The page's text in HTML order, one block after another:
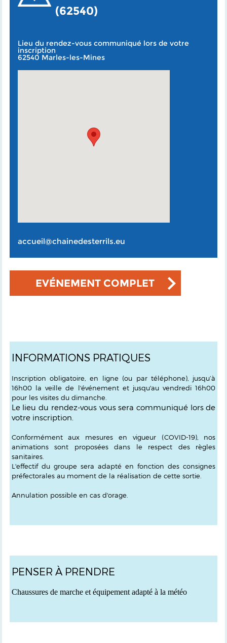
(62540)
Lieu du rendez-vous communiqué lors de votre
inscription
62540 Marles-les-Mines
accueil@chainedesterrils.eu
EVÉNEMENT COMPLET
INFORMATIONS PRATIQUES
Inscription obligatoire,en ligne (ou par téléphone), jusqu’à
16h00 la veille de l'événement et jusqu'au vendredi 16h00
pour les visites du dimanche.
Le lieu du rendez-vous vous sera communiqué lors de
votre inscription.
Conformément aux mesures en vigueur (COVID-19), nos
animations sont proposées dans le respect des règles
sanitaires.
L'effectif du groupe sera adapté en fonction des consignes
préfectorales au moment de la réalisation de cette sortie.
Annulation possible en cas d'orage.
PENSER À PRENDRE
Chaussures de marche et équipement adapté à la météo